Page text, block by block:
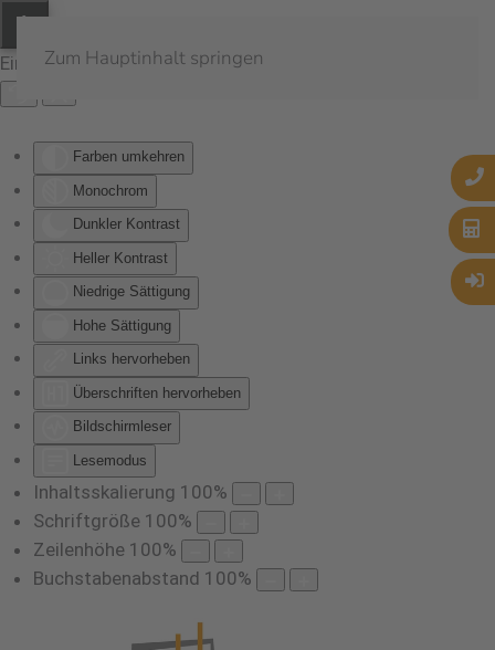
Eingabehilfen öffnen
Farben umkehren
Monochrom
Dunkler Kontrast
Heller Kontrast
Niedrige Sättigung
Hohe Sättigung
Links hervorheben
Überschriften hervorheben
Bildschirmleser
Lesemodus
Inhaltsskalierung 100%
Schriftgröße 100%
Zeilenhöhe 100%
Buchstabenabstand 100%
Zum Hauptinhalt springen